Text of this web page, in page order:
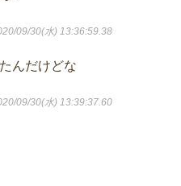
09/30(水) 13:36:59.38
んだけどな
09/30(水) 13:39:37.60